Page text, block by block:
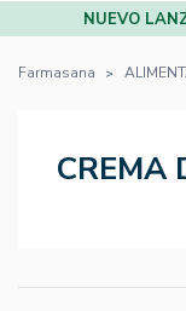
NUEVO
Farmasana
CREMA